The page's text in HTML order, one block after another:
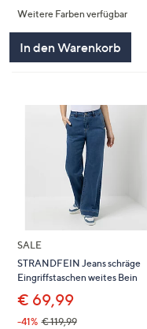
5
Weitere Farben verfügbar
In den Warenkorb
SALE
STRANDFEIN Jeans schräge
Eingriffstaschen weites Bein
€ 69,99
-41% € 119,99